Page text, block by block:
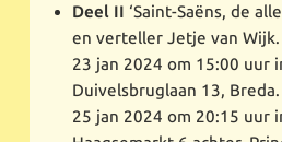
Deel II ‘Saint-Saëns, de
en verteller Jetje van Wijk.
23 jan 2024 om 15:00 uur
Duivelsbruglaan 13, Breda.
25 jan 2024 om 20:15 uur